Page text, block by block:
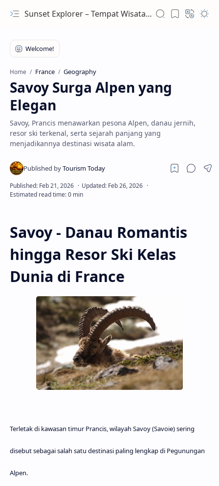
Sunset Explorer – Tempat Wisata Terindah Dunia
Home France Geography
Savoy Surga Alpen yang
Elegan
Savoy, Prancis menawarkan pesona Alpen, danau jernih,
resor ski terkenal, serta sejarah panjang yang
menjadikannya destinasi wisata alam.
Savoy - Danau Romantis
hingga Resor Ski Kelas
Dunia di France
Terletak di kawasan timur Prancis, wilayah Savoy(Savoie) sering
disebut sebagai salah satu destinasi paling lengkap di Pegunungan
Alpen.